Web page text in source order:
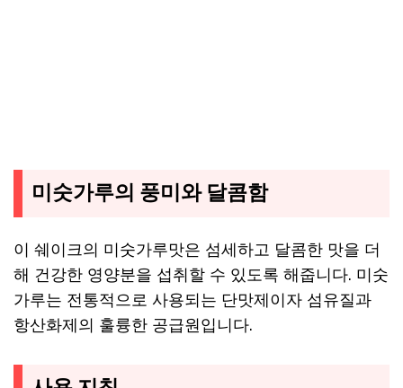
미숫가루의 풍미와 달콤함
이 쉐이크의 미숫가루맛은 섬세하고 달콤한 맛을 더
해 건강한 영양분을 섭취할 수 있도록 해줍니다. 미숫
가루는 전통적으로 사용되는 단맛제이자 섬유질과
항산화제의 훌륭한 공급원입니다.